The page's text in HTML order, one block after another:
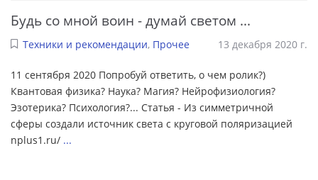
Будь со мной воин - думай светом ...
Техники и рекомендации, Прочее 13 декабря 2020 г.
11 сентября 2020 Попробуй ответить, о чем ролик?)
Квантовая физика? Наука? Магия? Нейрофизиология?
Эзотерика? Психология?... Статья - Из симметричной
сферы создали источник света с круговой поляризацией
nplus1.ru/ ...